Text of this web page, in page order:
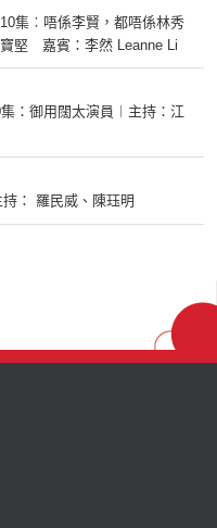
集︰唔係李賢，都唔係林秀
堅 嘉賓：李然 Leanne Li
：御用闊太演員︱主持：江
持： 羅民威、陳珏明